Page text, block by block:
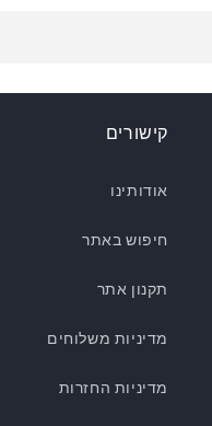
קישורים
אודותינו
חיפוש באתר
תקנון אתר
מדיניות משלוחים
מדיניות החזרות